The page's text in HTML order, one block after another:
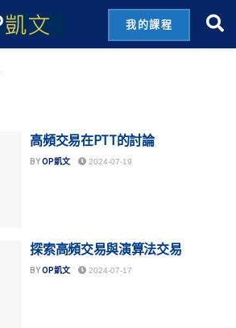
我的課程
高頻交易在PTT的討論
BYOP凱文 2024-07-19
探索高頻交易與演算法交易
BYOP凱文 2024-07-17